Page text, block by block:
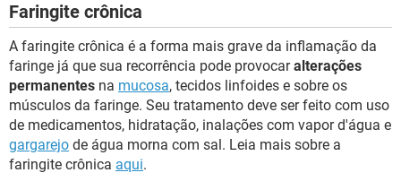
Faringite crônica
A faringite crônica é a forma mais grave da inflamação da
faringe já que sua recorrência pode provocaralterações
permanentes na mucosa, tecidos linfoides e sobre os
músculos da faringe. Seu tratamento deve ser feito com uso
de medicamentos, hidratação, inalações com vapor d'água e
gargarejo de água morna com sal. Leia mais sobre a
faringite crônica aqui.